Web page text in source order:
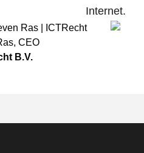
Internet.
, CEO
B.V.